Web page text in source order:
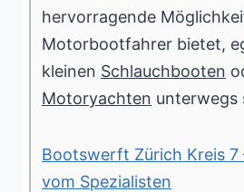
hervorragende
Motorbootfahrer bietet,
kleinen Schlauchbooten
Motoryachten unterwegs
Bootswerft Zürich Kreis 7
vom Spezialisten